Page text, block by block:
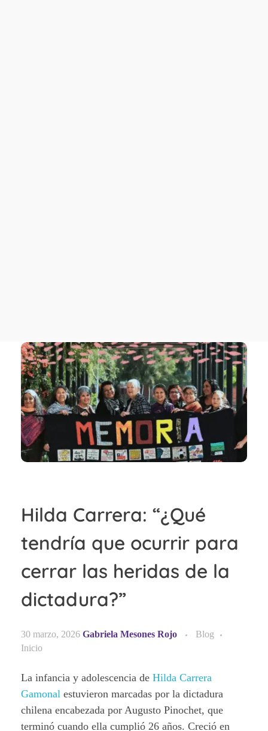
Hilda Carrera: “¿Qué
tendría que ocurrir para
cerrar las heridas de la
dictadura?”
30 marzo, 2026 Gabriela Mesones Rojo
Blog
Inicio
La infancia y adolescencia de Hilda Carrera
Gamonal estuvieron marcadas por la dictadura
chilena encabezada por Augusto Pinochet, que
terminó cuando ella cumplió 26 años. Creció en